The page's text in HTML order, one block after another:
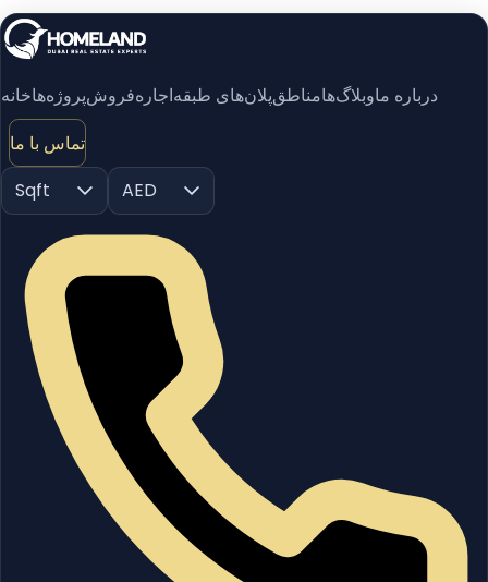
خانهپروژه‌هافروشاجارهپلان‌های طبقهمناطقوبلاگ‌هادرباره ما
تماس با ما
Sqft
AED